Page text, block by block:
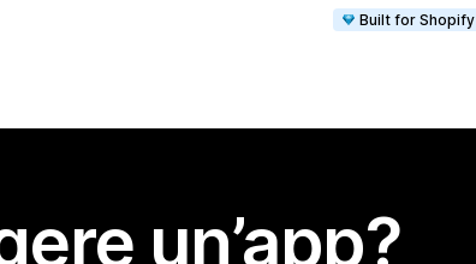
Built for Shopify
un’app?